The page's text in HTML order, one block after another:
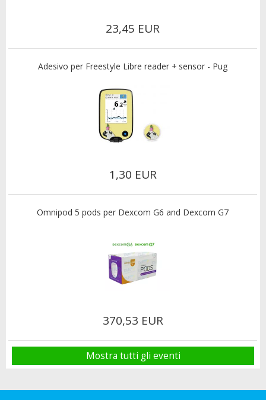
23,45 EUR
Adesivo per Freestyle Libre reader + sensor - Pug
1,30 EUR
Omnipod 5 pods per Dexcom G6 and Dexcom G7
370,53 EUR
Mostra tutti gli eventi